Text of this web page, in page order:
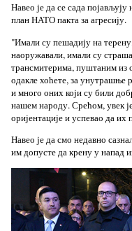
Навео је да се сада појављују
план НАТО пакта за агресију.
"Имали су пешадију на
наоружавали, имали су
трансмитерима, пуштаним из
одакле хоћете, за унутрашње
и много оних који су били
нашем народу. Срећом, увек
оријентације и успевао да
Навео је да смо недавно
им допусте да крену у напад